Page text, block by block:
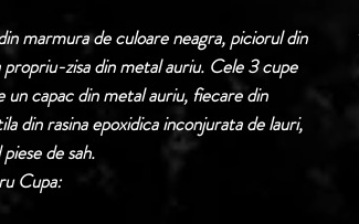
marmura de culoare neagra, piciorul din
zisa din metal auriu. Cele 3 cupe
capac din metal auriu, fiecare din
din rasina epoxidica inconjurata de lauri,
de sah.
Cupa: